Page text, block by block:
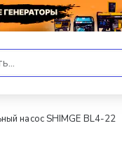
насос SHIMGE BL4-22